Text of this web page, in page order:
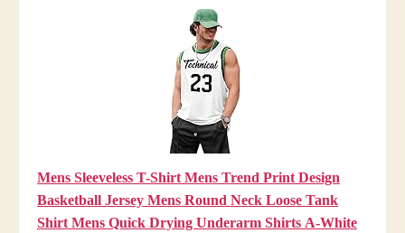
Mens Sleeveless T-Shirt Mens Trend Print Design
Basketball Jersey Mens Round Neck Loose Tank
Shirt Mens Quick Drying Underarm Shirts A-White